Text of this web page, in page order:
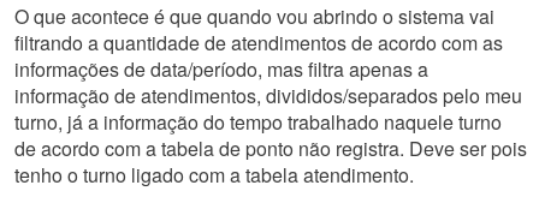
O que acontece é que quando vou abrindo o sistema vai
filtrando a quantidade de atendimentos de acordo com as
informações de data/período, mas filtra apenas a
informação de atendimentos, divididos/separados pelo meu
turno, já a informação do tempo trabalhado naquele turno
de acordo com a tabela de ponto não registra. Deve ser pois
tenho o turno ligado com a tabela atendimento.